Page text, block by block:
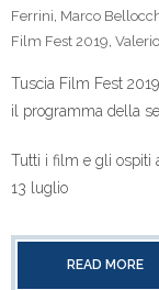
Ferrini Marco
Film Fest 2019
Tuscia Film Fest
il programma della
Tutti i film e gli ospiti
13 luglio
READ MORE